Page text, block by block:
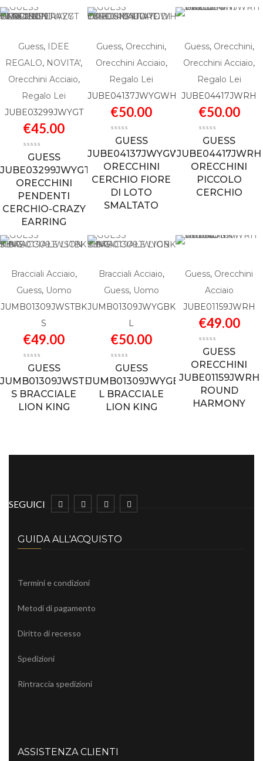
GUESS
JUBE03299JWYGT
ORECCHINI
PENDENTI
CERCHIO-CRAZY
EARRING
Guess, IDEE
REGALO, NOVITA',
Orecchini Acciaio,
Regalo Lei
JUBE03299JWYGT
€45.00
GUESS
JUBE04137JWYGWH
ORECCHINI
CERCHIO FIORE
DI LOTO
SMALTATO
Guess, Orecchini,
Orecchini Acciaio,
Regalo Lei
JUBE04137JWYGWH
€50.00
GUESS
JUBE04417JWRH
ORECCHINI
PICCOLO
CERCHIO
Guess, Orecchini,
Orecchini Acciaio,
Regalo Lei
JUBE04417JWRH
€50.00
GUESS
JUMB01309JWSTBK
S BRACCIALE
LION KING
Bracciali Acciaio,
Guess, Uomo
JUMB01309JWSTBK
S
€49.00
GUESS
JUMB01309JWYGBK
L BRACCIALE
LION KING
Bracciali Acciaio,
Guess, Uomo
JUMB01309JWYGBK
L
€50.00
GUESS
ORECCHINI
JUBE01159JWRH
ROUND
HARMONY
Guess, Orecchini
Acciaio
JUBE01159JWRH
€49.00
SEGUICI
GUIDA ALL'ACQUISTO
Termini e condizioni
Metodi di pagamento
Diritto di recesso
Spedizioni
Rintraccia spedizioni
ASSISTENZA CLIENTI